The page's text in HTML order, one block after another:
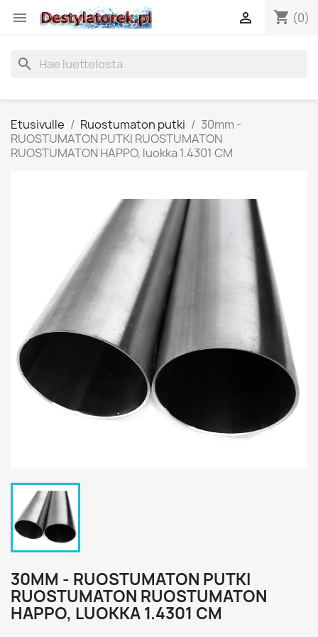
 shopping_cart (0)

search
Etusivulle Ruostumaton putki
30mm -
RUOSTUMATON PUTKI RUOSTUMATON
RUOSTUMATON HAPPO, luokka 1.4301 CM
30MM - RUOSTUMATON PUTKI
RUOSTUMATON RUOSTUMATON
HAPPO, LUOKKA 1.4301 CM